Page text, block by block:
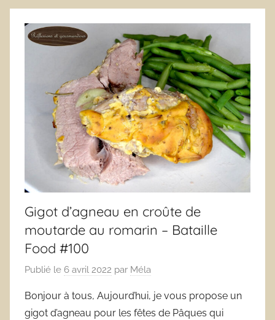
Gigot d’agneau en croûte de
moutarde au romarin – Bataille
Food #100
Publié le 6 avril 2022 par Méla
Bonjour à tous, Aujourd’hui, je vous propose un
gigot d’agneau pour les fêtes de Pâques qui